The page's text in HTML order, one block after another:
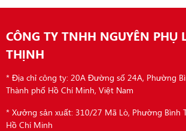
CÔNG TY TNHH NGUYÊN PHỤ
THỊNH
* Địa chỉ công ty: 20A Đường số 24A, Phường
Thành phố Hồ Chí Minh, Việt Nam
* Xưởng sản xuất: 310/27 Mã Lò, Phường Bình
Hồ Chí Minh